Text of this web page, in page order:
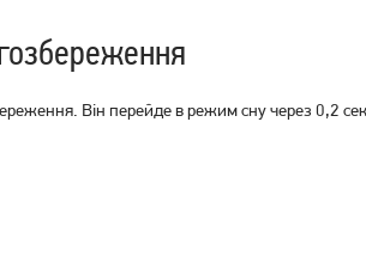
Він перейде в режим сну через 0,2